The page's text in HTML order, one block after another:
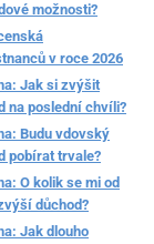
možnosti?
v roce 2026
Jak si zvýšit
na poslední chvíli?
Budu vdovský
pobírat trvale?
O kolik se mi od
důchod?
Jak dlouho